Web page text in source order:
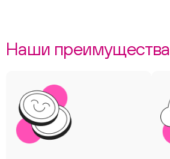
Наши преимущества